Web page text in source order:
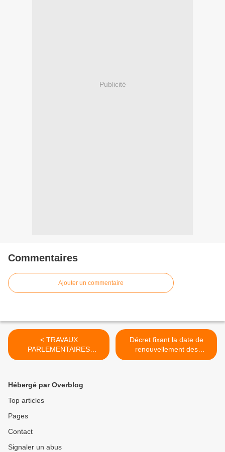
Publicité
Commentaires
Ajouter un commentaire
< TRAVAUX
PARLEMENTAIRES
INTERESSANT LES
Décret fixant la date de
renouvellement des
conseils municipaux et
Hébergé par Overblog
Top articles
Pages
Contact
Signaler un abus